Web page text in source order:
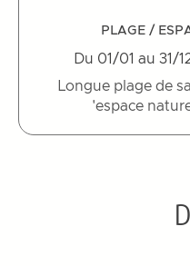
PLAGE /
Du 01/01 au 31/
Longue plage de
'espace